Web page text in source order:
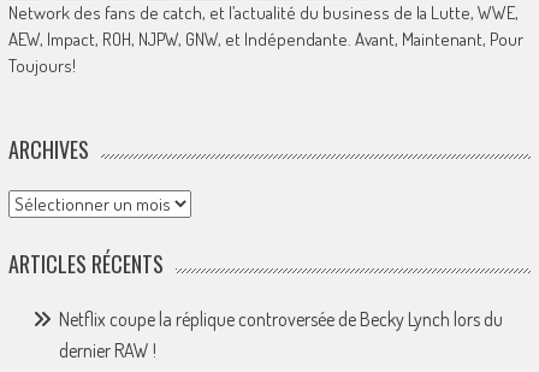
Network des fans de catch, et l’actualité du business de la Lutte, WWE,
AEW, Impact, ROH, NJPW, GNW, et Indépendante. Avant, Maintenant, Pour
Toujours!
ARCHIVES
Archives
ARTICLES RÉCENTS
Netflix coupe la réplique controversée de Becky Lynch lors du
dernier RAW !